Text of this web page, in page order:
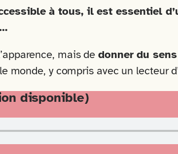
à tous, il est essentiel
mais dedonner du
monde, y compris avec un lecteur
disponible)